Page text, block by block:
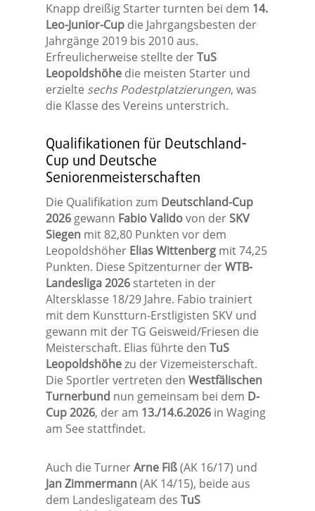
Knapp dreißig Starter turnten bei dem 14.
Leo-Junior-Cupdie Jahrgangsbesten der
Jahrgänge 2019 bis 2010 aus.
Erfreulicherweise stellte derTuS
Leopoldshöhedie meisten Starter und
erzielte sechs Podestplatzierungen, was
die Klasse des Vereins unterstrich.
Qualifikationen für Deutschland-
Cup und Deutsche
Seniorenmeisterschaften
Die Qualifikation zum Deutschland-Cup
2026gewann Fabio Validovon derSKV
Siegenmit 82,80 Punkten vor dem
Leopoldshöher Elias Wittenbergmit 74,25
Punkten. Diese Spitzenturner derWTB-
Landesliga 2026starteten in der
Altersklasse 18/29 Jahre. Fabio trainiert
mit dem Kunstturn-Erstligisten SKV und
gewann mit der TG Geisweid/Friesen die
Meisterschaft. Elias führte den TuS
Leopoldshöhezu der Vizemeisterschaft.
Die Sportler vertreten den Westfälischen
Turnerbund nun gemeinsam bei dem D-
Cup 2026, der am 13./14.6.2026in Waging
am See stattfindet.
Auch die TurnerArne Fiß(AK 16/17) und
Jan Zimmermann(AK 14/15), beide aus
dem Landesligateam des TuS